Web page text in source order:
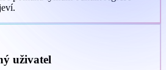
uživatel